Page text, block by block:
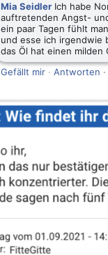
Mia Seidler Ich habe
auftretenden Angst-
ein paar Tagen fühlt
und esse ich irgendwie
das Öl hat einen milden
Gefällt mir · Antworten ·